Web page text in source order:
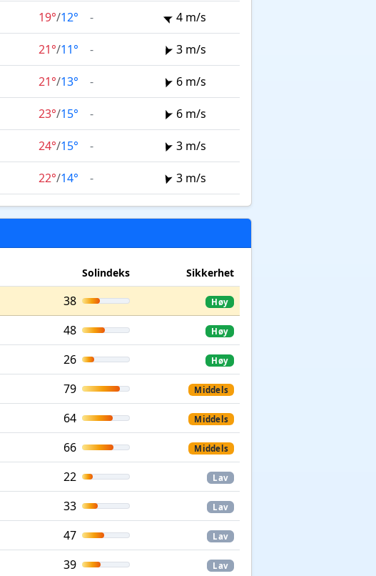
19°/12° - 4 m/s
21°/11° - 3 m/s
21°/13° - 6 m/s
23°/15° - 6 m/s
24°/15° - 3 m/s
22°/14° - 3 m/s
Solindeks Sikkerhet
38 Høy
48 Høy
26 Høy
79 Middels
64 Middels
66 Middels
22 Lav
33 Lav
47 Lav
39 Lav